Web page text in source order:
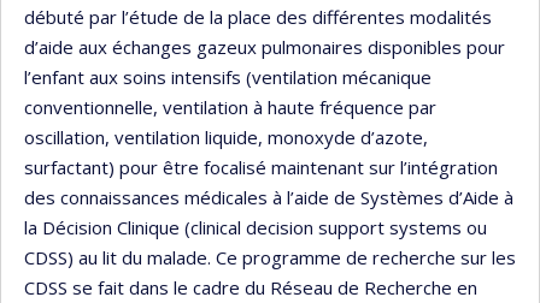
débuté par l’étude de la place des différentes modalités
d’aide aux échanges gazeux pulmonaires disponibles pour
l’enfant aux soins intensifs (ventilation mécanique
conventionnelle, ventilation à haute fréquence par
oscillation, ventilation liquide, monoxyde d’azote,
surfactant) pour être focalisé maintenant sur l’intégration
des connaissances médicales à l’aide de Systèmes d’Aide à
la Décision Clinique (clinical decision support systems ou
CDSS) au lit du malade. Ce programme de recherche sur les
CDSS se fait dans le cadre du Réseau de Recherche en